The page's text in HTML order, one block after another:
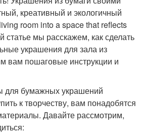
креативный и экологичный
room into a space that reflects
статье мы расскажем, как сделать
украшения для зала из
вам пошаговые инструкции и
для бумажных украшений
к творчеству, вам понадобятся
Давайте рассмотрим,